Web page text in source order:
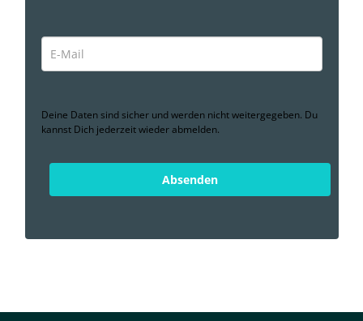
Deine Daten sind sicher und werden nicht weitergegeben. Du
kannst Dich jederzeit wieder abmelden.
Absenden